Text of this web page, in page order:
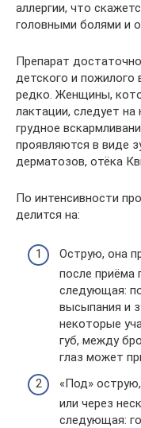
аллергии, что
головными болями и
Препарат
детского и пожилого
редко. Женщины,
лактации, следует
грудное
проявляются в виде
дерматозов, отёка
По интенсивности
делится на:
Острую, она
после приёма
следующая:
высыпания и
некоторые
губ, между
глаз может
«Под»
или через
следующая: